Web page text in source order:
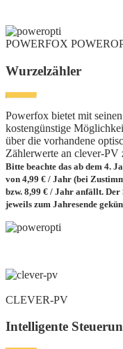
POWERFOX
Wurzelzähler
Powerfox bietet mit
kostengünstige
über die vorhandene
Zählerwerte an clever-PV
Bitte beachte das ab dem 4.
von 4,99 € / Jahr (bei
bzw. 8,99 € / Jahr anfällt.
jeweils zum Jahresende
CLEVER-PV
Intelligente